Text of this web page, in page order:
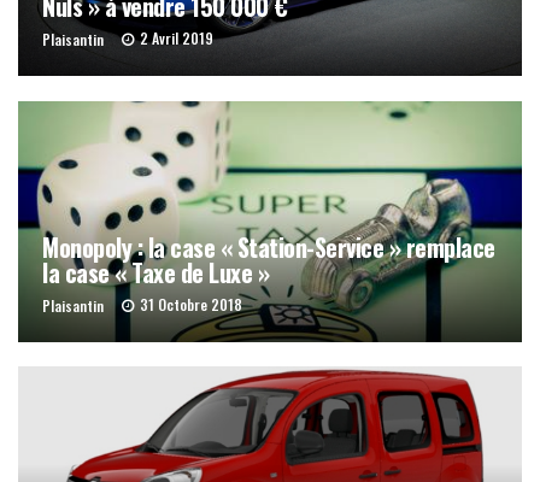
Plaisantin 2 Avril 2019
Monopoly : la case « Station-Service » remplace
la case « Taxe de Luxe »
Plaisantin 31 Octobre 2018